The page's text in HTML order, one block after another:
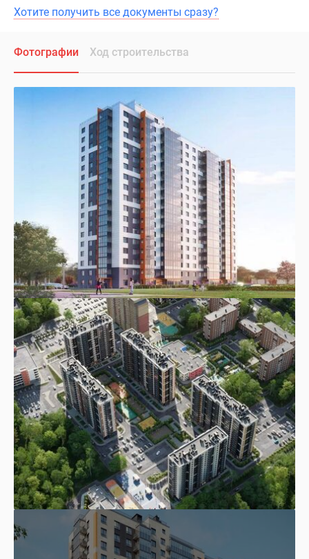
Хотите получить все документы сразу?
Фотографии Ход строительства